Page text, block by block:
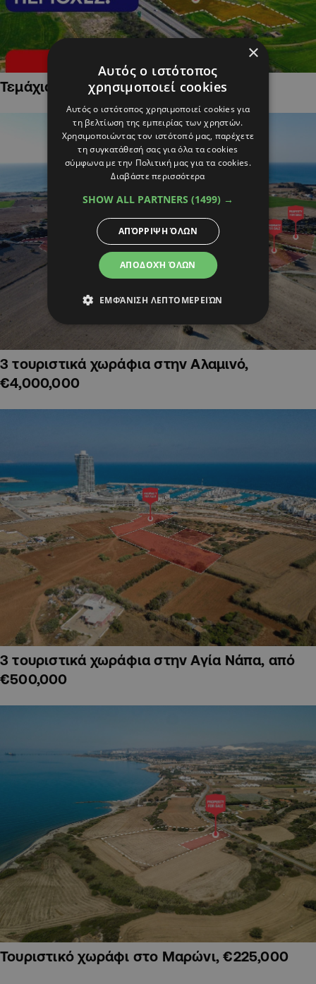
Τεμάχια Γης σε Οικιστικές Περιοχές
3 τουριστικά χωράφια στην Αλαμινό,
€4,000,000
3 τουριστικά χωράφια στην Αγία Νάπα, από
€500,000
Τουριστικό χωράφι στο Μαρώνι, €225,000
×
Αυτός ο ιστότοπος
χρησιμοποιεί cookies
Αυτός ο ιστότοπος χρησιμοποιεί cookies για
τη βελτίωση της εμπειρίας των χρηστών.
Χρησιμοποιώντας τον ιστότοπό μας, παρέχετε
τη συγκατάθεσή σας για όλα τα cookies
σύμφωνα με την Πολιτική μας για τα cookies.
Διαβάστε περισσότερα
SHOW ALL PARTNERS (1499) →
ΑΠΟΔΟΧΉ ΌΛΩΝ
ΑΠΌΡΡΙΨΗ ΌΛΩΝ
ΕΜΦΆΝΙΣΗ ΛΕΠΤΟΜΕΡΕΙΏΝ